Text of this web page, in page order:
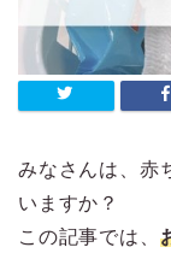
みなさんは、赤
いますか？
この記事では、